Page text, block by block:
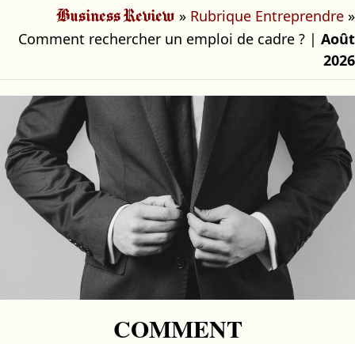
Business Review » Rubrique Entreprendre »
Comment rechercher un emploi de cadre ? | Août
2026
COMMENT